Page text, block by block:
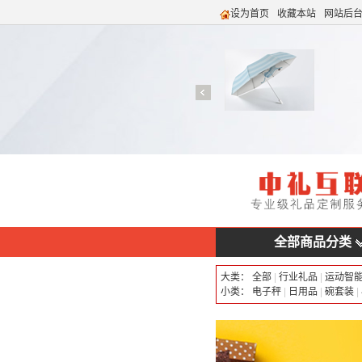
设为首页 收藏本站 网站后台
全部商品分类
大类： 全部 行业礼品
运动智
小类：
电子秤 日用品 碗套装